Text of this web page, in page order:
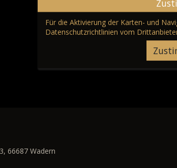
Für die Aktivierung der Karten- und
Datenschutzrichtlinien vom
66687 Wadern